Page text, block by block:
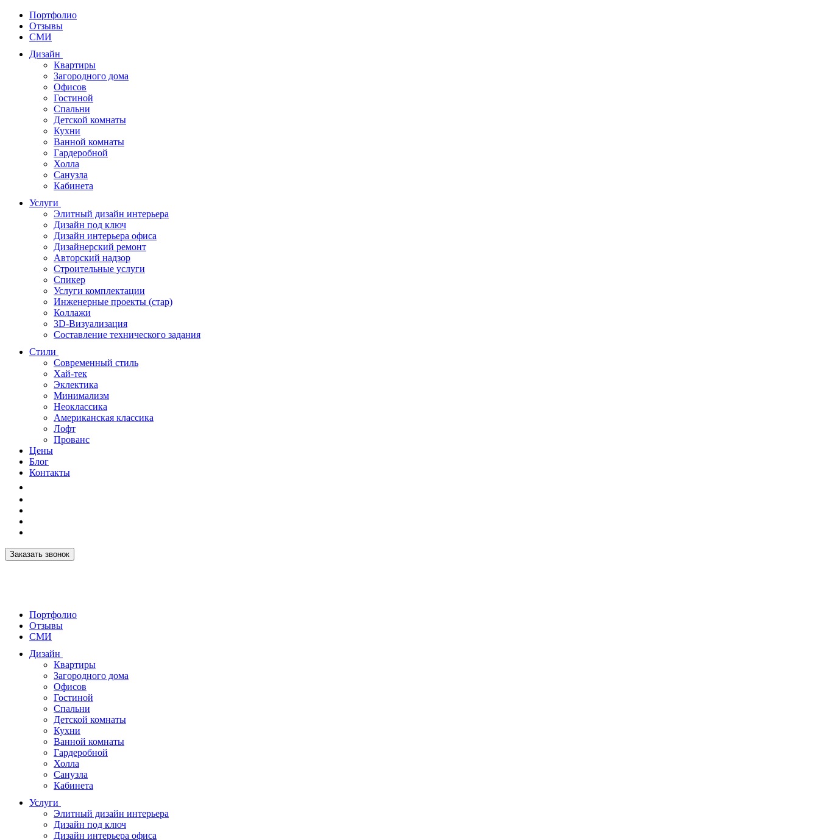
Портфолио
Отзывы
СМИ
Дизайн
Квартиры
Загородного дома
Офисов
Гостиной
Спальни
Детской комнаты
Кухни
Ванной комнаты
Гардеробной
Холла
Санузла
Кабинета
Услуги
Элитный дизайн интерьера
Дизайн под ключ
Дизайн интерьера офиса
Дизайнерский ремонт
Авторский надзор
Строительные услуги
Спикер
Услуги комплектации
Инженерные проекты (стар)
Коллажи
3D-Визуализация
Составление технического задания
Стили
Современный стиль
Хай-тек
Эклектика
Минимализм
Неоклассика
Американская классика
Лофт
Прованс
Цены
Блог
Контакты
Заказать звонок
Портфолио
Отзывы
СМИ
Дизайн
Квартиры
Загородного дома
Офисов
Гостиной
Спальни
Детской комнаты
Кухни
Ванной комнаты
Гардеробной
Холла
Санузла
Кабинета
Услуги
Элитный дизайн интерьера
Дизайн под ключ
Дизайн интерьера офиса